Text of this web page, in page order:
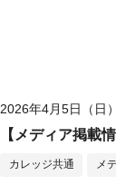
2026年4月5日（日）
【メディア掲載
カレッジ共通 メ